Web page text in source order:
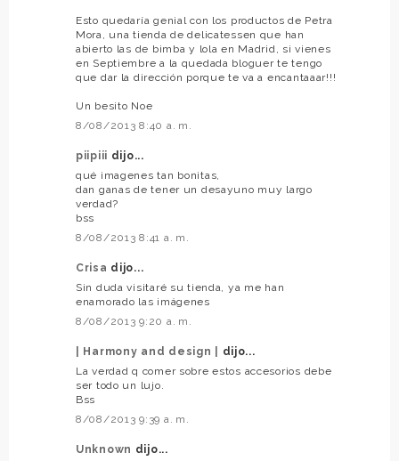
Esto quedaría genial con los productos de Petra
Mora, una tienda de delicatessen que han
abierto las de bimba y lola en Madrid, si vienes
en Septiembre a la quedada bloguer te tengo
que dar la dirección porque te va a encantaaar!!!
Un besito Noe
8/08/2013 8:40 a. m.
piipiii dijo...
qué imagenes tan bonitas,
dan ganas de tener un desayuno muy largo
verdad?
bss
8/08/2013 8:41 a. m.
Crisa dijo...
Sin duda visitaré su tienda, ya me han
enamorado las imágenes
8/08/2013 9:20 a. m.
| Harmony and design |
dijo...
La verdad q comer sobre estos accesorios debe
ser todo un lujo.
Bss
8/08/2013 9:39 a. m.
Unknown dijo...